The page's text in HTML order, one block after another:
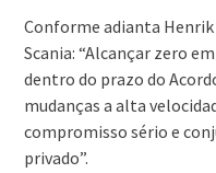
Conforme adianta Henrik
Scania: “Alcançar zero
dentro do prazo do
mudanças a alta
compromisso sério e
privado”.